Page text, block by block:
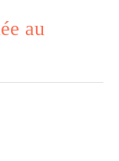
au